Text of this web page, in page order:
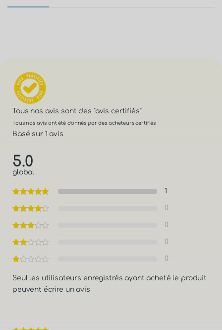
Tous nos avis sont des "avis certifiés"
Tous nos avis ont été donnés par des acheteurs certifiés
Basé sur 1 avis
5.0
global
1
0
0
0
0
Seul les utilisateurs enregistrés ayant acheté le produit
peuvent écrire un avis